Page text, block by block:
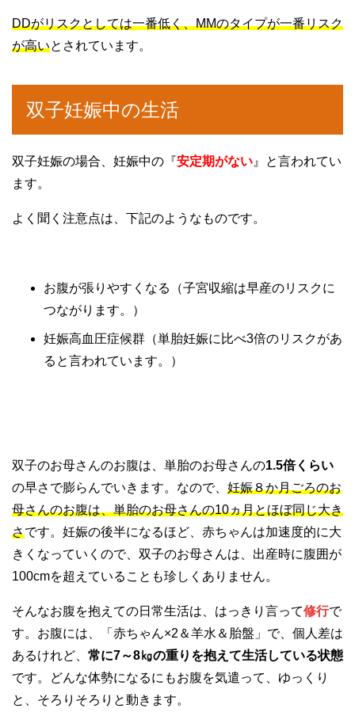
DDがリスクとしては一番低く、MMのタイプが一番リスク
が高いとされています。
双子妊娠中の生活
双子妊娠の場合、妊娠中の『安定期がない 』と言われてい
ます。
よく聞く注意点は、下記のようなものです。
お腹が張りやすくなる（子宮収縮は早産のリスクに
つながります。）
妊娠高血圧症候群（単胎妊娠に比べ3倍のリスクがあ
ると言われています。）
双子のお母さんのお腹は、単胎のお母さんの1.5倍くらい
の早さで膨らんでいきます。なので、 妊娠８か月ごろのお
母さんのお腹は、単胎のお母さんの10ヵ月とほぼ同じ大き
さです。妊娠の後半になるほど、赤ちゃんは加速度的に大
きくなっていくので、双子のお母さんは、出産時に腹囲が
100cmを超えていることも珍しくありません。
そんなお腹を抱えての日常生活は、はっきり言って修行で
す。お腹には、「赤ちゃん×2＆羊水＆胎盤」で、個人差は
あるけれど、 常に7～8㎏の重りを抱えて生活している状態
です。どんな体勢になるにもお腹を気遣って、ゆっくり
と、そろりそろりと動きます。